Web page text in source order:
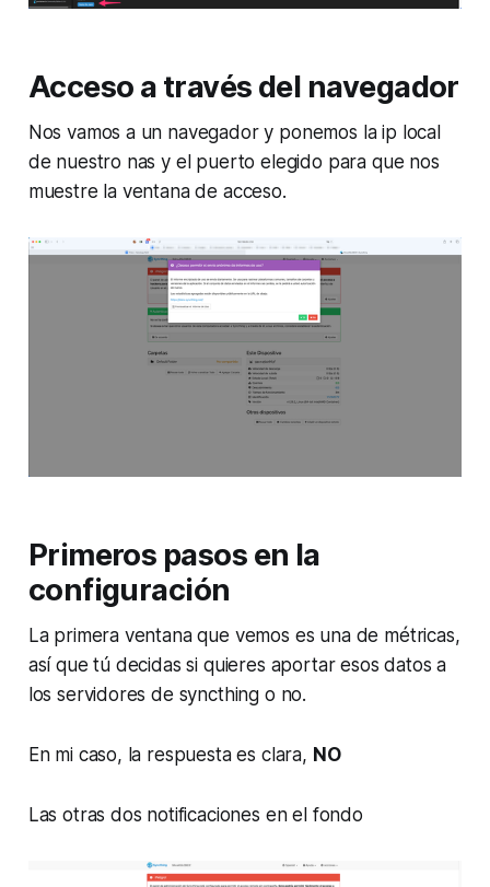
Acceso a través del navegador
Nos vamos a un navegador y ponemos la ip local
de nuestro nas y el puerto elegido para que nos
muestre la ventana de acceso.
Primeros pasos en la
configuración
La primera ventana que vemos es una de métricas,
así que tú decidas si quieres aportar esos datos a
los servidores de syncthing o no.
En mi caso, la respuesta es clara, NO
Las otras dos notificaciones en el fondo